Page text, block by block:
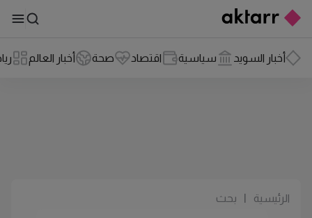
أخبار السويد سياسية اقتصاد صحة أخبار العالم
الرئيسية بحث